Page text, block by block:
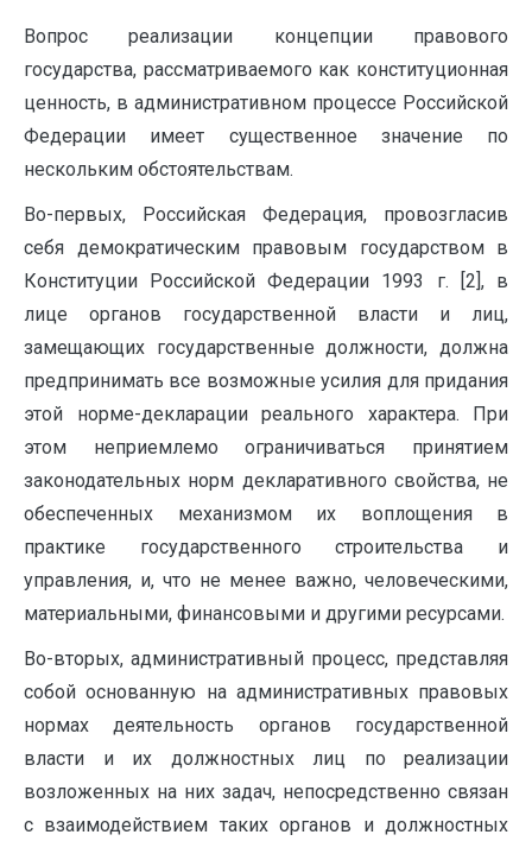
Вопрос реализации концепции правового
государства, рассматриваемого как конституционная
ценность, в административном процессе Российской
Федерации имеет существенное значение по
нескольким обстоятельствам.
Во-первых, Российская Федерация, провозгласив
себя демократическим правовым государством в
Конституции Российской Федерации 1993 г. [2], в
лице органов государственной власти и лиц,
замещающих государственные должности, должна
предпринимать все возможные усилия для придания
этой норме-декларации реального характера. При
этом неприемлемо ограничиваться принятием
законодательных норм декларативного свойства, не
обеспеченных механизмом их воплощения в
практике государственного строительства и
управления, и, что не менее важно, человеческими,
материальными, финансовыми и другими ресурсами.
Во-вторых, административный процесс, представляя
собой основанную на административных правовых
нормах деятельность органов государственной
власти и их должностных лиц по реализации
возложенных на них задач, непосредственно связан
с взаимодействием таких органов и должностных